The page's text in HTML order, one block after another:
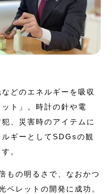
どのエネルギーを吸収
ト」。時計の針や電
、災害時のアイテムに
ギーとしてSDGsの観
。
もの明るさで、なおかつ
ペレットの開発に成功。